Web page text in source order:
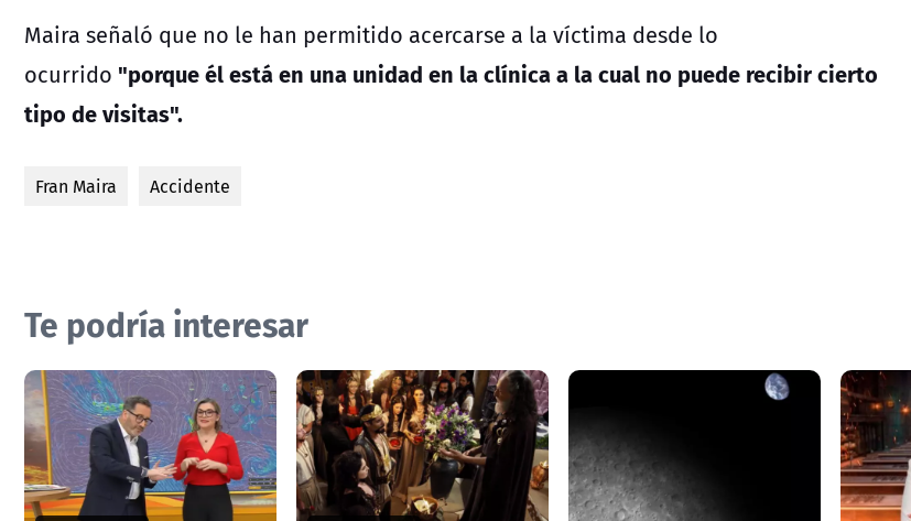
Maira señaló que no le han permitido acercarse a la víctima desde lo
ocurrido "porque él está en una unidad en la clínica a la cual no puede recibir cierto
tipo de visitas".
Fran Maira Accidente
Te podría interesar